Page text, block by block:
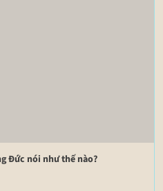
Đức nói như thế nào?